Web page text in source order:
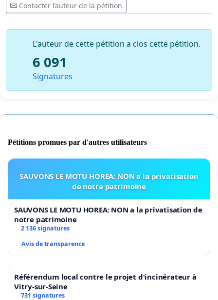
Contacter l’auteur de la pétition
L'auteur de cette pétition a clos cette pétition.
6 091
Signatures
Pétitions promues par d'autres utilisateurs
SAUVONS LE MOTU HOREA: NON a la privatisation
de notre patrimoine
SAUVONS LE MOTU HOREA: NON a la privatisation de
notre patrimoine
2 136 signatures
Avis de transparence
Référendum local contre le projet d'incinérateur à
Vitry-sur-Seine
731 signatures